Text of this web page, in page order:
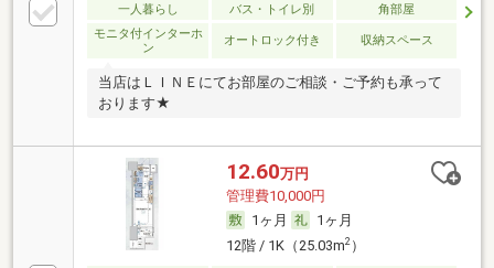
一人暮らし バス・トイレ別
角部屋
モニタ付インターホ
ン
オートロック付き 収納スペース
当店はＬＩＮＥにてお部屋のご相談・ご予約も承って
おります★
12.60万円
管理費10,000円
1ヶ月
1ヶ月
12階 / 1K（25.03m2）